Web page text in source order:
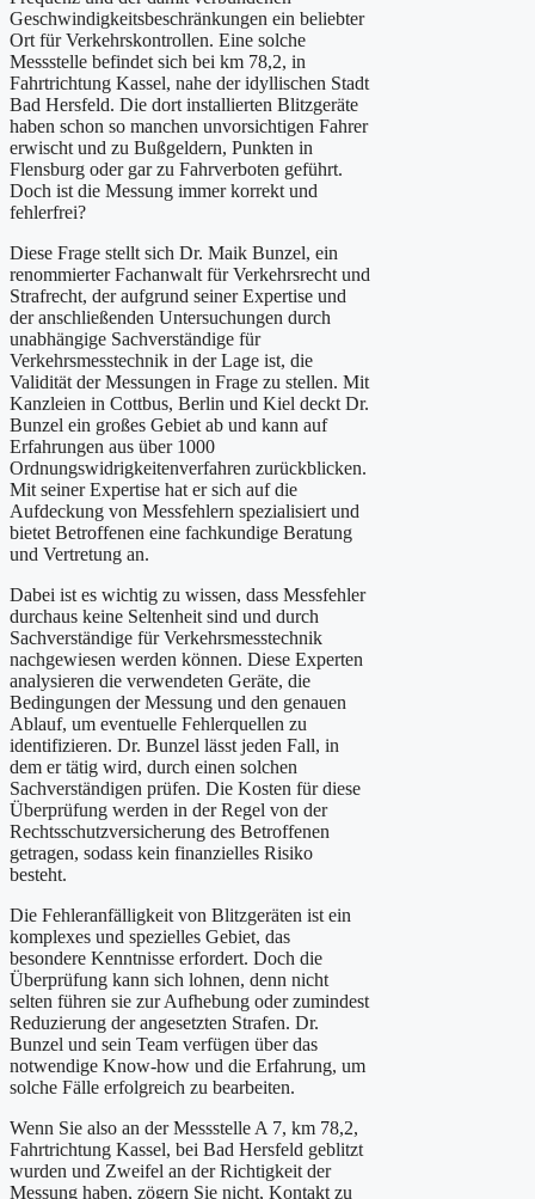
Geschwindigkeitsbeschränkungen ein beliebter
Ort für Verkehrskontrollen. Eine solche
Messstelle befindet sich bei km 78,2, in
Fahrtrichtung Kassel, nahe der idyllischen Stadt
Bad Hersfeld. Die dort installierten Blitzgeräte
haben schon so manchen unvorsichtigen Fahrer
erwischt und zu Bußgeldern, Punkten in
Flensburg oder gar zu Fahrverboten geführt.
Doch ist die Messung immer korrekt und
fehlerfrei?
Diese Frage stellt sich Dr. Maik Bunzel, ein
renommierter Fachanwalt für Verkehrsrecht und
Strafrecht, der aufgrund seiner Expertise und
der anschließenden Untersuchungen durch
unabhängige Sachverständige für
Verkehrsmesstechnik in der Lage ist, die
Validität der Messungen in Frage zu stellen. Mit
Kanzleien in Cottbus, Berlin und Kiel deckt Dr.
Bunzel ein großes Gebiet ab und kann auf
Erfahrungen aus über 1000
Ordnungswidrigkeitenverfahren zurückblicken.
Mit seiner Expertise hat er sich auf die
Aufdeckung von Messfehlern spezialisiert und
bietet Betroffenen eine fachkundige Beratung
und Vertretung an.
Dabei ist es wichtig zu wissen, dass Messfehler
durchaus keine Seltenheit sind und durch
Sachverständige für Verkehrsmesstechnik
nachgewiesen werden können. Diese Experten
analysieren die verwendeten Geräte, die
Bedingungen der Messung und den genauen
Ablauf, um eventuelle Fehlerquellen zu
identifizieren. Dr. Bunzel lässt jeden Fall, in
dem er tätig wird, durch einen solchen
Sachverständigen prüfen. Die Kosten für diese
Überprüfung werden in der Regel von der
Rechtsschutzversicherung des Betroffenen
getragen, sodass kein finanzielles Risiko
besteht.
Die Fehleranfälligkeit von Blitzgeräten ist ein
komplexes und spezielles Gebiet, das
besondere Kenntnisse erfordert. Doch die
Überprüfung kann sich lohnen, denn nicht
selten führen sie zur Aufhebung oder zumindest
Reduzierung der angesetzten Strafen. Dr.
Bunzel und sein Team verfügen über das
notwendige Know-how und die Erfahrung, um
solche Fälle erfolgreich zu bearbeiten.
Wenn Sie also an der Messstelle A 7, km 78,2,
Fahrtrichtung Kassel, bei Bad Hersfeld geblitzt
wurden und Zweifel an der Richtigkeit der
Messung haben, zögern Sie nicht, Kontakt zu